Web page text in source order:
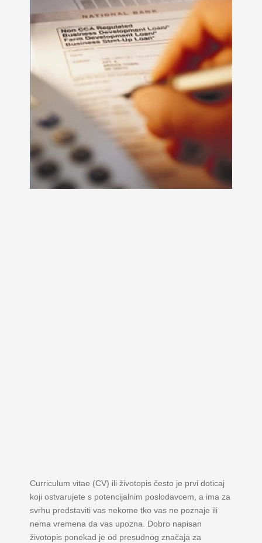
Curriculum vitae (CV) ili životopis često je prvi doticaj
koji ostvarujete s potencijalnim poslodavcem, a ima za
svrhu predstaviti vas nekome tko vas ne poznaje ili
nema vremena da vas upozna. Dobro napisan
životopis ponekad je od presudnog značaja za